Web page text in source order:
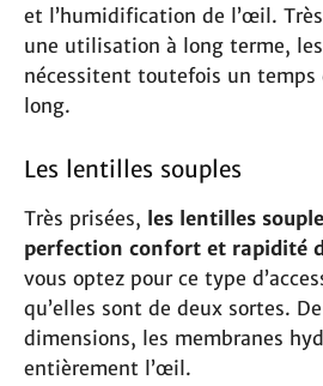
et l’humidification de l’œil.
une utilisation à long terme,
nécessitent toutefois un temps
long.
Les lentilles souples
Très prisées, les lentilles
perfection confort et rapidité
vous optez pour ce type
qu’elles sont de deux sortes.
dimensions, les membranes
entièrement l’œil.